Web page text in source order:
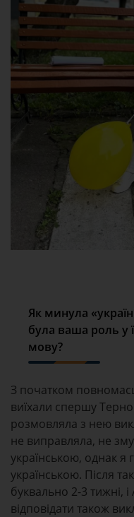
Як минула
була ваша роль у
мову?
З початком
виїхали спершу
розмовляла з нею
не виправляла, не
українською, однак
українською. Після
буквально 2-3 тижні,
відповідати також